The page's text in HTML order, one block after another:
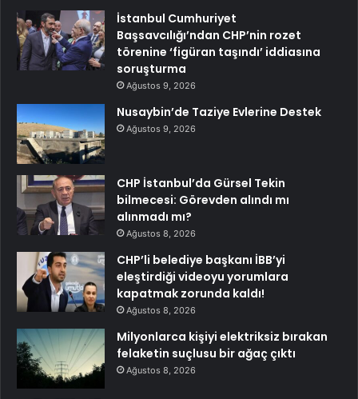
İstanbul Cumhuriyet
Başsavcılığı’ndan CHP’nin rozet
törenine ‘figüran taşındı’ iddiasına
soruşturma
Ağustos 9, 2026
Nusaybin’de Taziye Evlerine Destek
Ağustos 9, 2026
CHP İstanbul’da Gürsel Tekin
bilmecesi: Görevden alındı mı
alınmadı mı?
Ağustos 8, 2026
CHP’li belediye başkanı İBB’yi
eleştirdiği videoyu yorumlara
kapatmak zorunda kaldı!
Ağustos 8, 2026
Milyonlarca kişiyi elektriksiz bırakan
felaketin suçlusu bir ağaç çıktı
Ağustos 8, 2026